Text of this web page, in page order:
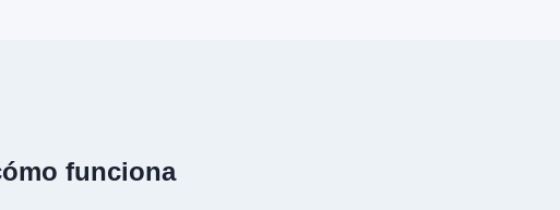
funciona